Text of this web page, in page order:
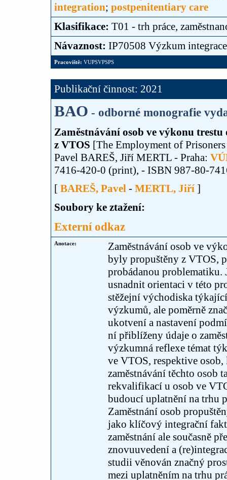
integration; postpenitentiary care
Klasifikace: T01 - trh práce,
Návaznost: IP70508 Výzkum
Pracoviště: VUPSVPSPS
Publikační činnost: 2021
BAO - odborné monografie
Zaměstnávání osob ve výkonu
z VTOS [The Employment of
Pavel BAREŠ, Jiří MERTL - Praha:
7416-420-0 (print), - ISBN 987-80-
[ BAREŠ, Pavel - MERTL, Jiří ]
Soubory ke ztažení:
Externí odkaz
Anotace:
Zaměstnávání osob ve
byly propuštěny z VTOS,
probádanou problematiku.
usnadnit orientaci v této
stěžejní východiska
výzkumů, ale poměrně
ukotvení a nastavení
ní přiblíženy údaje o
výzkumná reflexe témat
ve VTOS, respektive
zaměstnávání těchto osob
rekvalifikací u osob ve
budoucí uplatnění na trhu
Zaměstnání osob
jako klíčový integrační
zaměstnání ale současně
znovuuvedení a
studii věnován značný
mezi uplatněním na trhu